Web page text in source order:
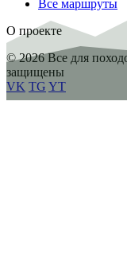
Все маршруты
О проекте
© 2026 Все для
защищены
VK TG YT